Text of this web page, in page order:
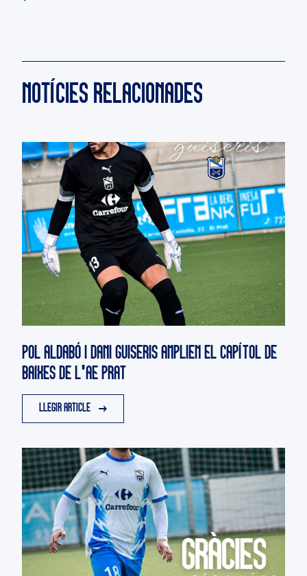
NOTÍCIES RELACIONADES
POL ALDABÓ I DANI GUISERIS AMPLIEN EL CAPÍTOL DE
BAIXES DE L'AE PRAT
LLEGIR ARTICLE